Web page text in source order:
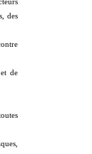
des
de